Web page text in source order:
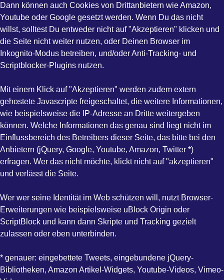
Dann können auch Cookies von Drittanbietern wie Amazon,
Youtube oder Google gesetzt werden. Wenn Du das nicht
willst, solltest Du entweder nicht auf "Akzeptieren" klicken und
die Seite nicht weiter nutzen, oder Deinen Browser im
Inkognito-Modus betreiben, und/oder Anti-Tracking- und
Scriptblocker-Plugins nutzen.
Mit einem Klick auf "Akzeptieren" werden zudem extern
gehostete Javascripte freigeschaltet, die weitere Informationen,
wie beispielsweise die IP-Adresse an Dritte weitergeben
können. Welche Informationen das genau sind liegt nicht im
Einflussbereich des Betreibers dieser Seite, das bitte bei den
Anbietern (jQuery, Google, Youtube, Amazon, Twitter *)
erfragen. Wer das nicht möchte, klickt nicht auf "akzeptieren"
und verlässt die Seite.
Wer wer seine Identität im Web schützen will, nutzt Browser-
Erweiterungen wie beispielsweise uBlock Origin oder
ScriptBlock und kann dann Skripte und Tracking gezielt
zulassen oder eben unterbinden.
* genauer: eingebettete Tweets, eingebundene jQuery-
Bibliotheken, Amazon Artikel-Widgets, Youtube-Videos, Vimeo-